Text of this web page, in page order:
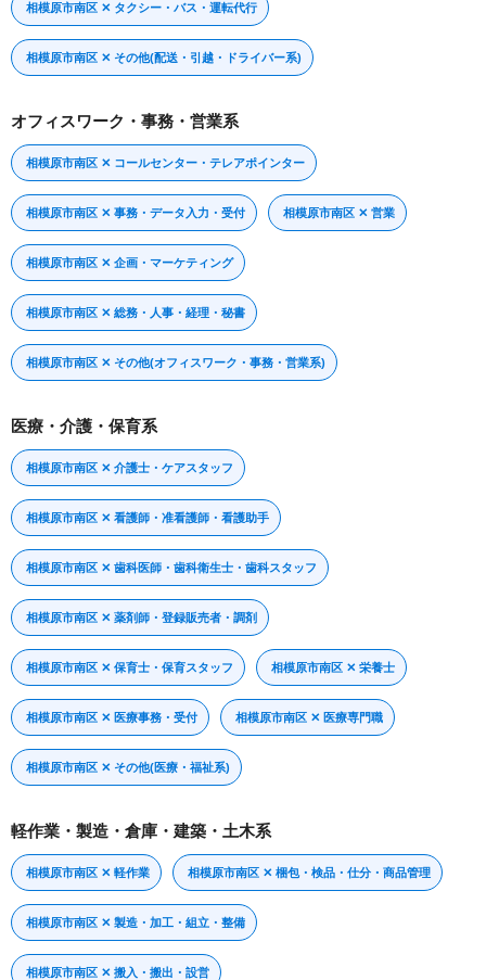
相模原市南区 ✕ タクシー・バス・運転代行
相模原市南区 ✕ その他(配送・引越・ドライバー系)
オフィスワーク・事務・営業系
相模原市南区 ✕ コールセンター・テレアポインター
相模原市南区 ✕ 事務・データ入力・受付 相模原市南区 ✕ 営業
相模原市南区 ✕ 企画・マーケティング
相模原市南区 ✕ 総務・人事・経理・秘書
相模原市南区 ✕ その他(オフィスワーク・事務・営業系)
医療・介護・保育系
相模原市南区 ✕ 介護士・ケアスタッフ
相模原市南区 ✕ 看護師・准看護師・看護助手
相模原市南区 ✕ 歯科医師・歯科衛生士・歯科スタッフ
相模原市南区 ✕ 薬剤師・登録販売者・調剤
相模原市南区 ✕ 保育士・保育スタッフ 相模原市南区 ✕ 栄養士
相模原市南区 ✕ 医療事務・受付 相模原市南区 ✕ 医療専門職
相模原市南区 ✕ その他(医療・福祉系)
軽作業・製造・倉庫・建築・土木系
相模原市南区 ✕ 軽作業 相模原市南区 ✕ 梱包・検品・仕分・商品管理
相模原市南区 ✕ 製造・加工・組立・整備
相模原市南区 ✕ 搬入・搬出・設営